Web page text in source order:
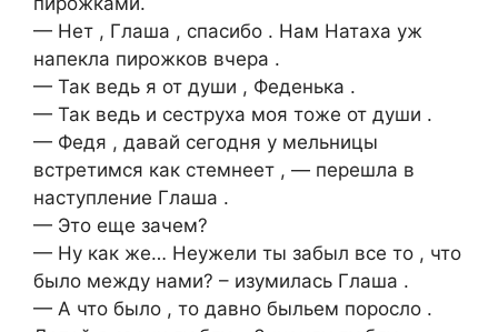
— Нет , Глаша , спасибо . Нам Натаха уж
напекла пирожков вчера .
— Так ведь я от души , Феденька .
— Так ведь и сеструха моя тоже от души .
— Федя , давай сегодня у мельницы
встретимся как стемнеет , — перешла в
наступление Глаша .
— Это еще зачем?
— Ну как же… Неужели ты забыл все то , что
было между нами? – изумилась Глаша .
— А что было , то давно быльем поросло .